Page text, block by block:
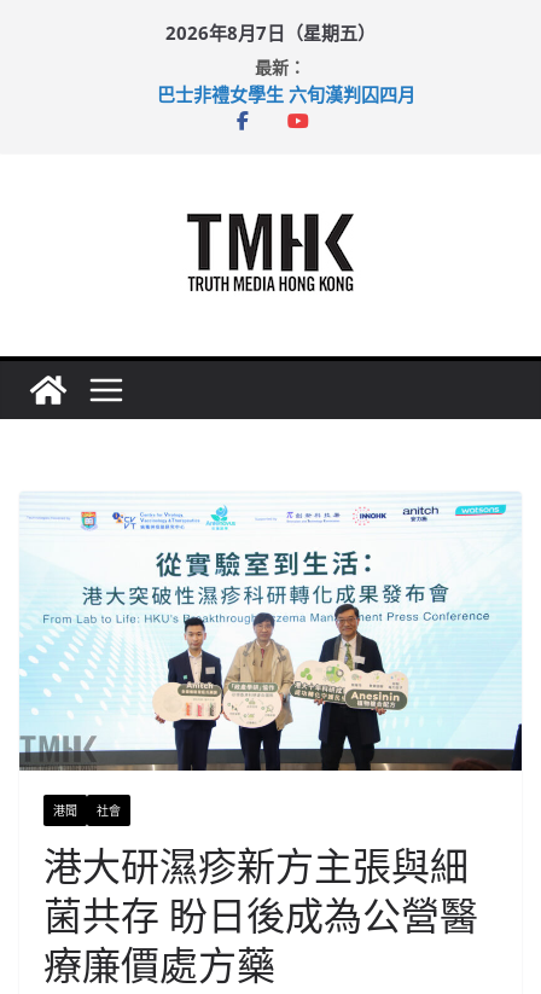
2026年8月7日（星期五）
最新：
巴士非禮女學生 六旬漢判囚四月
涉造假公屋富戶申報表 倉管員准保釋候訊
港聞 社會
港大研濕疹新方主張與細
菌共存 盼日後成為公營醫
療廉價處方藥